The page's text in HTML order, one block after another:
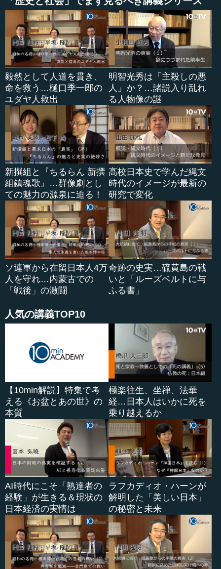
毅然として人道を貫き、
命を救う…樋口季一郎の
ユダヤ人救出
明智光秀は「主殺しの悪
人」か？…諸説入り乱れ
る人物像の謎
新撰組と『ちるらん 新撰
組鎮魂歌』…群像劇とし
ての魅力の源泉に迫る！
高校日本史で学んだ縄文
時代のイメージが最新の
研究で変化
ソ連軍から在留日本人4万
人を守れ…内蒙古での
「戦後」の激闘
奇跡の史実…硫黄島の戦
いと「ルーズベルトに与
ふる書」
人気の講義TOP10
【10min解説】特集で考
える《お盆とあの世》の
本質
極楽往生、坐禅、法華
経…日本人はいかに死を
乗り越えるか
AI時代にこそ「熟達者の
経験」が生きる＆現状の
日本経済の実情は
ラフカディオ・ハーンが
解明した「美しい日本」
の秘密と未来